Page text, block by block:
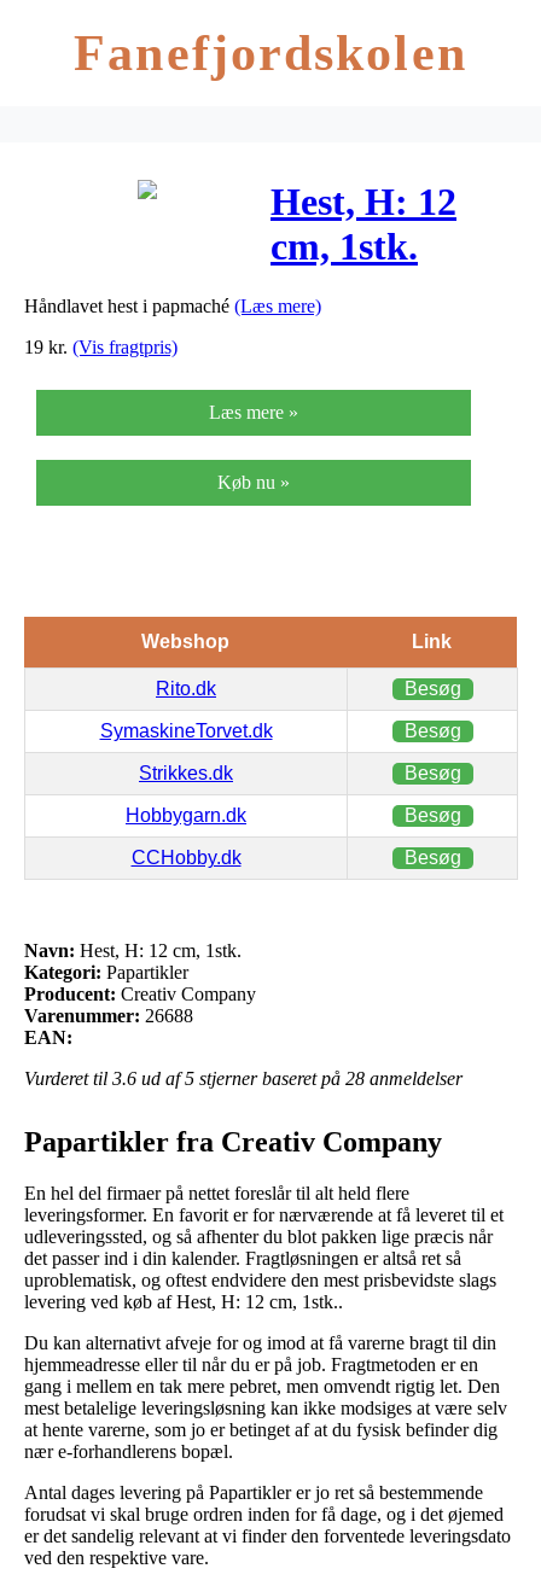
Fanefjordskolen
Hest, H: 12
cm, 1stk.
Håndlavet hest i papmaché (Læs mere)
19 kr. (Vis fragtpris)
Læs mere »
Køb nu »
Webshop Link
Rito.dk Besøg
SymaskineTorvet.dk Besøg
Strikkes.dk Besøg
Hobbygarn.dk Besøg
CCHobby.dk Besøg
Navn: Hest, H: 12 cm, 1stk.
Kategori: Papartikler
Producent: Creativ Company
Varenummer: 26688
EAN:
Vurderet til 3.6 ud af 5 stjerner baseret på 28 anmeldelser
Papartikler fra Creativ Company
En hel del firmaer på nettet foreslår til alt held flere
leveringsformer. En favorit er for nærværende at få leveret til et
udleveringssted, og så afhenter du blot pakken lige præcis når
det passer ind i din kalender. Fragtløsningen er altså ret så
uproblematisk, og oftest endvidere den mest prisbevidste slags
levering ved køb af Hest, H: 12 cm, 1stk..
Du kan alternativt afveje for og imod at få varerne bragt til din
hjemmeadresse eller til når du er på job. Fragtmetoden er en
gang i mellem en tak mere pebret, men omvendt rigtig let. Den
mest betalelige leveringsløsning kan ikke modsiges at være selv
at hente varerne, som jo er betinget af at du fysisk befinder dig
nær e-forhandlerens bopæl.
Antal dages levering på Papartikler er jo ret så bestemmende
forudsat vi skal bruge ordren inden for få dage, og i det øjemed
er det sandelig relevant at vi finder den forventede leveringsdato
ved den respektive vare.